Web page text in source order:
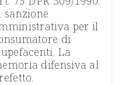
sanzione
per il
di
La
difensiva al